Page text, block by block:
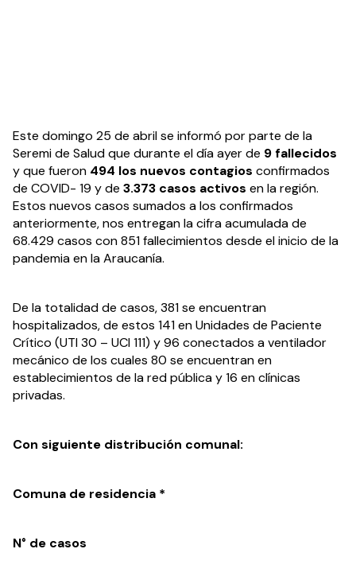
Este domingo 25 de abril se informó por parte de la
Seremi de Salud que durante el día ayer de 9 fallecidos
y que fueron 494 los nuevos contagios confirmados
de COVID- 19 y de 3.373 casos activos en la región.
Estos nuevos casos sumados a los confirmados
anteriormente, nos entregan la cifra acumulada de
68.429 casos con 851 fallecimientos desde el inicio de la
pandemia en la Araucanía.
De la totalidad de casos, 381 se encuentran
hospitalizados, de estos 141 en Unidades de Paciente
Crítico (UTI 30 – UCI 111) y 96 conectados a ventilador
mecánico de los cuales 80 se encuentran en
establecimientos de la red pública y 16 en clínicas
privadas.
Con siguiente distribución comunal:
Comuna de residencia *
N° de casos